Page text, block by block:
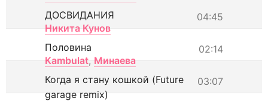
04:45
ДОСВИДАНИЯ
Никита Кунов
02:14
Половина
Kambulat, Минаева
03:07
Когда я стану кошкой (Future
garage remix)